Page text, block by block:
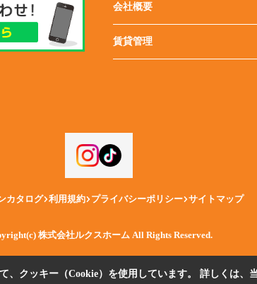
会社概要
賃貸管理
カタログ 利用規約 プライバシーポリシー サイトマップ
株式会社ルクスホーム All Rights Reserved.
、クッキー（Cookie）を使用しています。 詳しくは、